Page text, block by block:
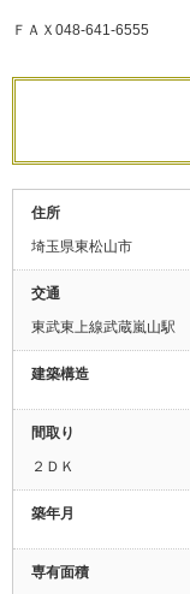
ＦＡＸ048-641-6555
住所
埼玉県東松山市
交通
東武東上線武蔵嵐山駅
建築構造
間取り
２ＤＫ
築年月
専有面積